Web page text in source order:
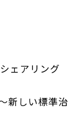
ェアリング
新しい標準治